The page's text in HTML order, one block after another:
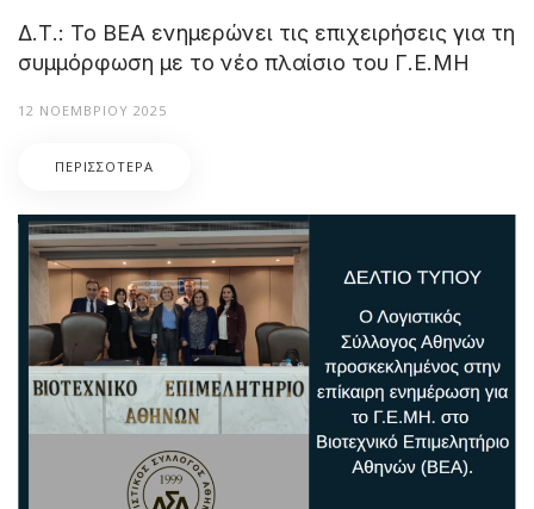
Δ.Τ.: Το ΒΕΑ ενημερώνει τις επιχειρήσεις για τη
συμμόρφωση με το νέο πλαίσιο του Γ.Ε.ΜΗ
12 ΝΟΕΜΒΡΊΟΥ 2025
ΠΕΡΙΣΣΌΤΕΡΑ